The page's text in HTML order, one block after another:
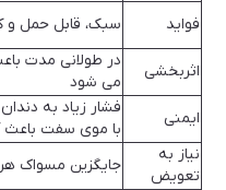
فواید
سبک، قابل حمل و
اثربخشی
می شود
ایمنی
فشار زیاد به
با موی سفت
نیاز به
تعویض
جایگزین مسواک هر 2-3 ماه